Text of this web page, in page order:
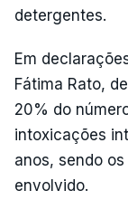
detergentes.
Em
Fátima Rato,
20% do
intoxicações
anos, sendo
envolvido.